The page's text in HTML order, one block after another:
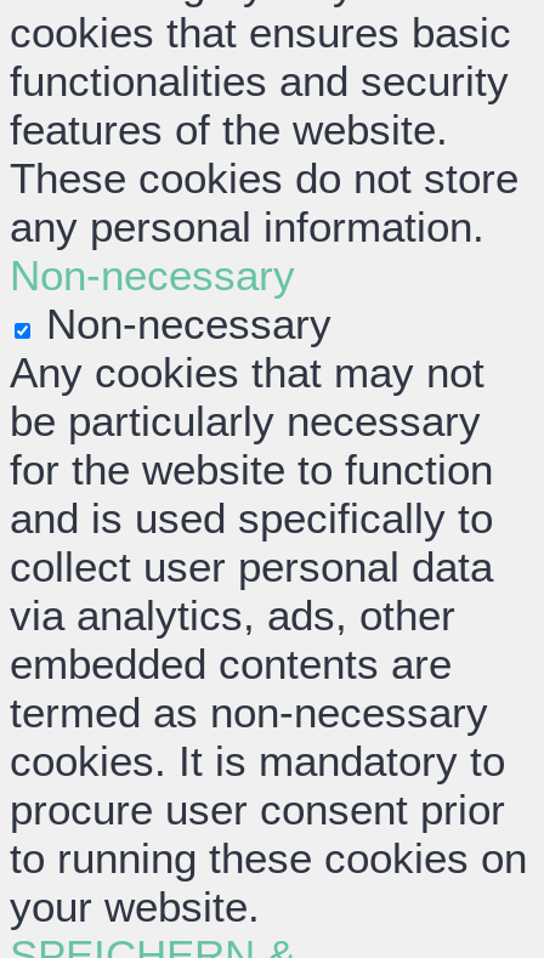
cookies that ensures basic
functionalities and security
features of the website.
These cookies do not store
any personal information.
Non-necessary
Non-necessary
Any cookies that may not
be particularly necessary
for the website to function
and is used specifically to
collect user personal data
via analytics, ads, other
embedded contents are
termed as non-necessary
cookies. It is mandatory to
procure user consent prior
to running these cookies on
your website.